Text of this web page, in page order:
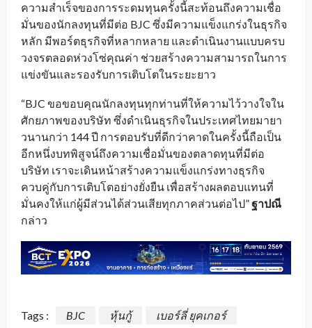
ความสำเร็จของการระดมทุนครั้งนี้สะท้อนถึงความเชื่อ
มั่นของนักลงทุนที่มีต่อ BJC ซึ่งมีความแข็งแกร่งในธุรกิจ
หลัก มีพอร์ตธุรกิจที่หลากหลาย และดำเนินงานแบบครบ
วงจรตลอดห่วงโซ่คุณค่า ช่วยสร้างความสามารถในการ
แข่งขันและรองรับการเติบโตในระยะยาว
“BJC ขอขอบคุณนักลงทุนทุกท่านที่ให้ความไว้วางใจใน
ศักยภาพของบริษัท ซึ่งดำเนินธุรกิจในประเทศไทยมายา
วนานกว่า 144 ปี การตอบรับที่ดีกว่าคาดในครั้งนี้ถือเป็น
อีกหนึ่งบทพิสูจน์ถึงความเชื่อมั่นของตลาดทุนที่มีต่อ
บริษัท เราจะเดินหน้าสร้างความแข็งแกร่งทางธุรกิจ
ควบคู่กับการเติบโตอย่างยั่งยืน เพื่อสร้างผลตอบแทนที่
มั่นคงให้แก่ผู้มีส่วนได้ส่วนเสียทุกภาคส่วนต่อไป”ฐาปณี
กล่าว
Tags : BJC หุ้นกู้ เบอร์ลี่ ยุคเกอร์